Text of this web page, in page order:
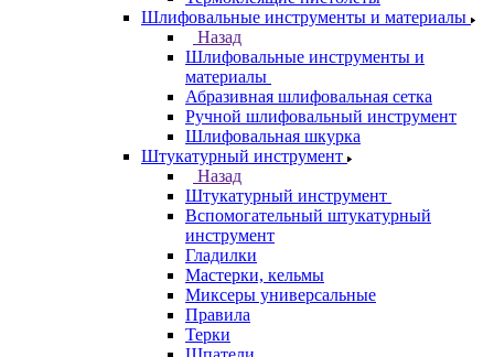
Шлифовальные инструменты и материалы
Назад
Шлифовальные инструменты и
материалы
Абразивная шлифовальная сетка
Ручной шлифовальный инструмент
Шлифовальная шкурка
Штукатурный инструмент
Назад
Штукатурный инструмент
Вспомогательный штукатурный
инструмент
Гладилки
Мастерки, кельмы
Миксеры универсальные
Правила
Терки